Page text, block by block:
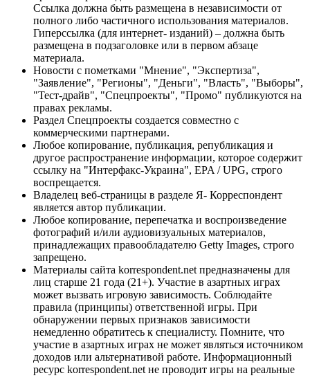
Ссылка должна быть размещена в независимости от
полного либо частичного использования материалов.
Гиперссылка (для интернет- изданий) – должна быть
размещена в подзаголовке или в первом абзаце
материала.
Новости с пометками "Мнение", "Экспертиза",
"Заявление", "Регионы", "Деньги", "Власть", "Выборы",
"Тест-драйв", "Спецпроекты", "Промо" публикуются на
правах рекламы.
Раздел Спецпроекты создается совместно с
коммерческими партнерами.
Любое копирование, публикация, републикация и
другое распространение информации, которое содержит
ссылку на "Интерфакс-Украина", EPA / UPG, строго
воспрещается.
Владелец веб-страницы в разделе Я- Корреспондент
является автор публикации.
Любое копирование, перепечатка и воспроизведение
фотографий и/или аудиовизуальных материалов,
принадлежащих правообладателю Getty Images, строго
запрещено.
Материалы сайта korrespondent.net предназначены для
лиц старше 21 года (21+). Участие в азартных играх
может вызвать игровую зависимость. Соблюдайте
правила (принципы) ответственной игры. При
обнаружении первых признаков зависимости
немедленно обратитесь к специалисту. Помните, что
участие в азартных играх не может являться источником
доходов или альтернативой работе. Информационный
ресурс korrespondent.net не проводит игры на реальные